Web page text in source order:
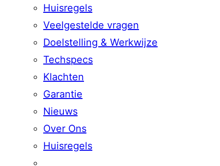
Huisregels
Veelgestelde vragen
Doelstelling & Werkwijze
Techspecs
Klachten
Garantie
Nieuws
Over Ons
Huisregels